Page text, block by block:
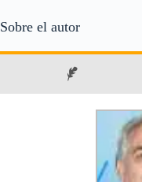
Sobre el autor